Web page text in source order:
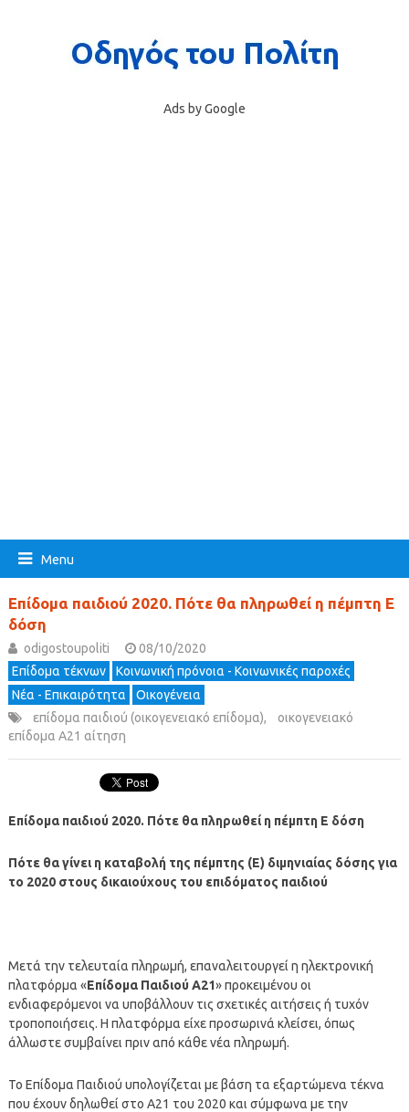
Ads by Google
Menu
Επίδομα παιδιού 2020. Πότε θα πληρωθεί η πέμπτη Ε
δόση
odigostoupoliti
08/10/2020
Επίδομα τέκνων
Κοινωνική πρόνοια - Κοινωνικές παροχές
Νέα - Επικαιρότητα
Οικογένεια
επίδομα παιδιού (οικογενειακό επίδομα),
οικογενειακό
επίδομα Α21 αίτηση
Επίδομα παιδιού 2020. Πότε θα πληρωθεί η πέμπτη Ε δόση
Πότε θα γίνει η καταβολή της πέμπτης (Ε) διμηνιαίας δόσης για
το 2020 στους δικαιούχους του επιδόματος παιδιού
Μετά την τελευταία πληρωμή, επαναλειτουργεί η ηλεκτρονική
πλατφόρμα «Επίδομα Παιδιού Α21» προκειμένου οι
ενδιαφερόμενοι να υποβάλλουν τις σχετικές αιτήσεις ή τυχόν
τροποποιήσεις. Η πλατφόρμα είχε προσωρινά κλείσει, όπως
άλλωστε συμβαίνει πριν από κάθε νέα πληρωμή.
Το Επίδομα Παιδιού υπολογίζεται με βάση τα εξαρτώμενα τέκνα
που έχουν δηλωθεί στο Α21 του 2020 και σύμφωνα με την